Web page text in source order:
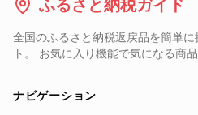
ふるさと納税ガイド
全国のふるさと納税返戻品を簡単
ト。 お気に入り機能で気になる商
ナビゲーション